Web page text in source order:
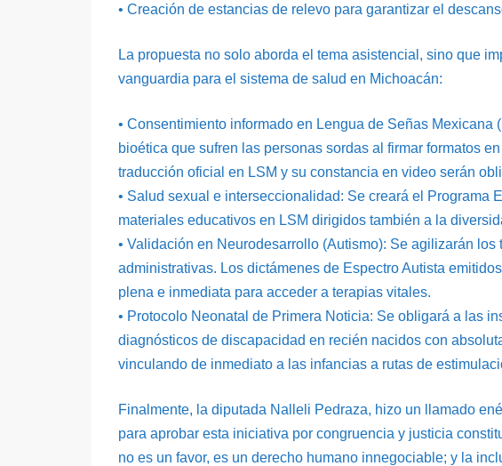
•⁠ ⁠Creación de estancias de relevo para garantizar el
La propuesta no solo aborda el tema asistencial, sino que
vanguardia para el sistema de salud en Michoacán:
•⁠ ⁠Consentimiento informado en Lengua de Señas Mexicana
bioética que sufren las personas sordas al firmar formatos
traducción oficial en LSM y su constancia en video serán
•⁠ ⁠Salud sexual e interseccionalidad: Se creará el Programa
materiales educativos en LSM dirigidos también a la
•⁠ ⁠Validación en Neurodesarrollo (Autismo): Se agilizarán
administrativas. Los dictámenes de Espectro Autista
plena e inmediata para acceder a terapias vitales.
•⁠ ⁠Protocolo Neonatal de Primera Noticia: Se obligará a las
diagnósticos de discapacidad en recién nacidos con
vinculando de inmediato a las infancias a rutas de
Finalmente, la diputada Nalleli Pedraza, hizo un llamado
para aprobar esta iniciativa por congruencia y justicia
no es un favor, es un derecho humano innegociable; y la